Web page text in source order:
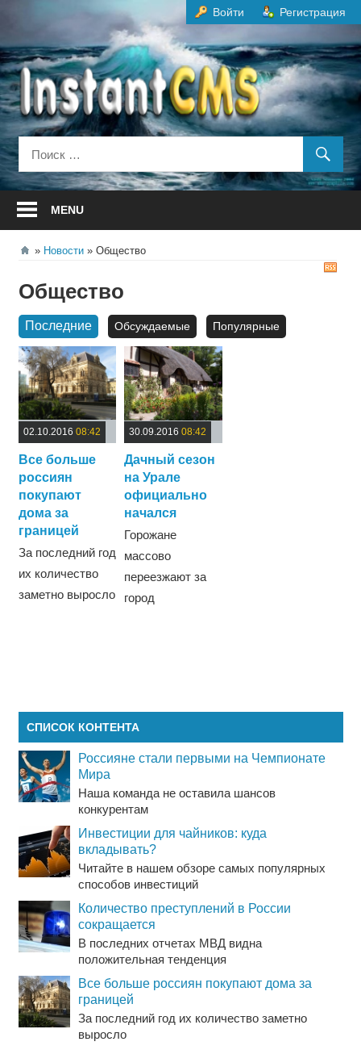
содержанию
Войти Регистрация
MENU
Новости Общество
Общество
Последние Обсуждаемые Популярные
02.10.2016 08:42
Все больше
россиян
покупают
дома за
границей
За последний год
их количество
заметно выросло
30.09.2016 08:42
Дачный сезон
на Урале
официально
начался
Горожане
массово
переезжают за
город
СПИСОК КОНТЕНТА
Россияне стали первыми на Чемпионате
Мира
Наша команда не оставила шансов
конкурентам
Инвестиции для чайников: куда
вкладывать?
Читайте в нашем обзоре самых популярных
способов инвестиций
Количество преступлений в России
сокращается
В последних отчетах МВД видна
положительная тенденция
Все больше россиян покупают дома за
границей
За последний год их количество заметно
выросло